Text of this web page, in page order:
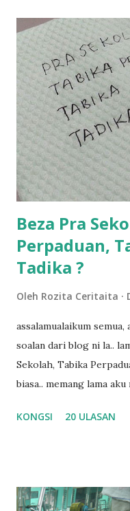
balik keja aku ajak la
sikit...dalam perjalanan
kami memang akan
dalam... dan kebiasanya
bahagi lah siapa nak
dukung adik hadi sambil
ngah dengan abg long
kalau ikut anak-anak
ba...
Beza Pra
Perpaduan,
Tadika ?
Oleh Rozita Ceritaita
assalamualaikum
soalan dari blog ni la..
Sekolah, Tabika
biasa.. memang lama aku
ko.. masa tu aku baru je
tanya sapa-sapa pun
KONGSI 20 ULASAN